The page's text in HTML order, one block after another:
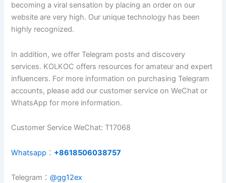
becoming a viral sensation by placing an order on our
website are very high. Our unique technology has been
highly recognized.
In addition, we offer Telegram posts and discovery
services. KOLKOC offers resources for amateur and expert
influencers. For more information on purchasing Telegram
accounts, please add our customer service on WeChat or
WhatsApp for more information.
Customer Service WeChat: T17068
Whatsapp ： +8618506038757
Telegram：@gg12ex